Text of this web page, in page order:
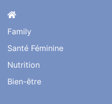
Family
Santé Féminine
Nutrition
Bien-être